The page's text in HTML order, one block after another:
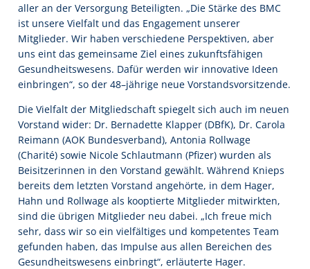
aller an der Versorgung Beteiligten. „Die Stärke des BMC
ist unsere Vielfalt und das Engagement unserer
Mitglieder. Wir haben verschiedene Perspektiven, aber
uns eint das gemeinsame Ziel eines zukunftsfähigen
Gesundheitswesens. Dafür werden wir innovative Ideen
einbringen“, so der 48–jährige neue Vorstandsvorsitzende.
Die Vielfalt der Mitgliedschaft spiegelt sich auch im neuen
Vorstand wider: Dr. Bernadette Klapper (DBfK), Dr. Carola
Reimann (AOK Bundesverband), Antonia Rollwage
(Charité) sowie Nicole Schlautmann (Pfizer) wurden als
Beisitzerinnen in den Vorstand gewählt. Während Knieps
bereits dem letzten Vorstand angehörte, in dem Hager,
Hahn und Rollwage als kooptierte Mitglieder mitwirkten,
sind die übrigen Mitglieder neu dabei. „Ich freue mich
sehr, dass wir so ein vielfältiges und kompetentes Team
gefunden haben, das Impulse aus allen Bereichen des
Gesundheitswesens einbringt“, erläuterte Hager.